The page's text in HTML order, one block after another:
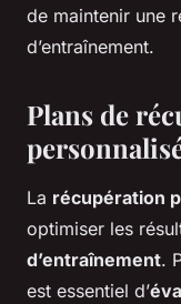
de maintenir une
d’entraînement.
Plans de
La récupération
optimiser les
d’entraînement.
est essentiel d’